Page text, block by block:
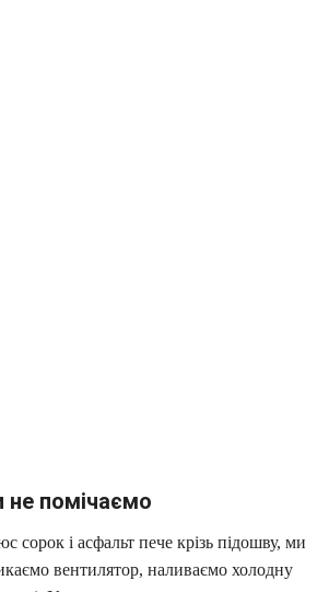
не помічаємо
сорок і асфальт пече крізь підошву, ми
вентилятор, наливаємо холодну